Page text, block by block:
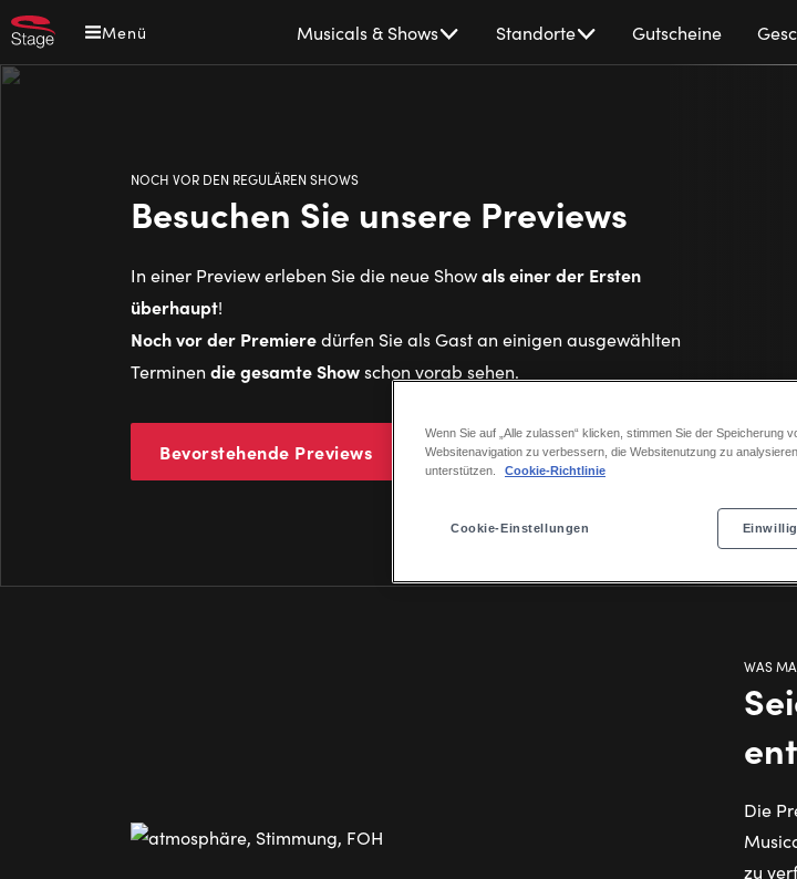
Direkt
zum
Inhalt
Menü
navigation
Musicals & Shows Standorte Gutscheine
NOCH VOR DEN REGULÄREN SHOWS
Besuchen Sie unsere Previews
In einer Preview erleben Sie die neue Showals einer der Ersten
überhaupt!
Noch vor der Premieredürfen Sie als Gast an einigen ausgewählten
Terminen die gesamte Showschon vorab sehen.
Bevorstehende Previews Was sind Previews?
WAS
Die
zu
Wenn Sie auf „Alle zulassen“ klicken, stimmen Sie der Speicherung
Websitenavigation zu verbessern, die Websitenutzung zu
unterstützen.
Cookie-Richtlinie
Cookie-Einstellungen